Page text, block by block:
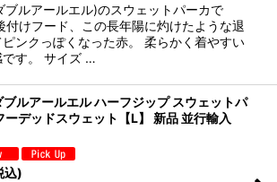
ブルアールエル)のスウェットパーカで
付けフード、この長年陽に灼けたような退
ンクっぽくなった赤。 柔らかく着やすい
です。 サイズ …
ブルアールエル ハーフジップ スウェットパ
ーデッドスウェット【L】 新品 並行輸入
込)